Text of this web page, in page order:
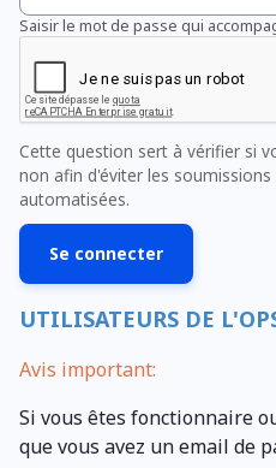
Saisir le mot de passe qui
Cette question sert à vérifier si
non afin d'éviter les
automatisées.
UTILISATEURS DE
Avis important:
Si vous êtes fonctionnaire
que vous avez un email de